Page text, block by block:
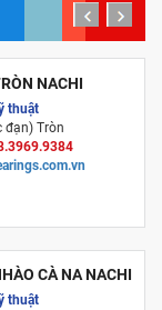
NACHI
thuật
đạn) Tròn
CÀ NA NACHI
thuật
prev next